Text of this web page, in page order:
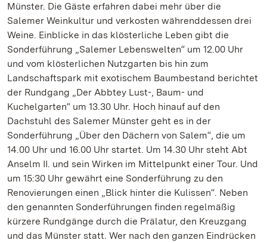
Münster. Die Gäste erfahren dabei mehr über die
Salemer Weinkultur und verkosten währenddessen drei
Weine. Einblicke in das klösterliche Leben gibt die
Sonderführung „Salemer Lebenswelten“ um 12.00 Uhr
und vom klösterlichen Nutzgarten bis hin zum
Landschaftspark mit exotischem Baumbestand berichtet
der Rundgang „Der Abbtey Lust-, Baum- und
Kuchelgarten“ um 13.30 Uhr. Hoch hinauf auf den
Dachstuhl des Salemer Münster geht es in der
Sonderführung „Über den Dächern von Salem“, die um
14.00 Uhr und 16.00 Uhr startet. Um 14.30 Uhr steht Abt
Anselm II. und sein Wirken im Mittelpunkt einer Tour. Und
um 15:30 Uhr gewährt eine Sonderführung zu den
Renovierungen einen „Blick hinter die Kulissen“. Neben
den genannten Sonderführungen finden regelmäßig
kürzere Rundgänge durch die Prälatur, den Kreuzgang
und das Münster statt. Wer nach den ganzen Eindrücken